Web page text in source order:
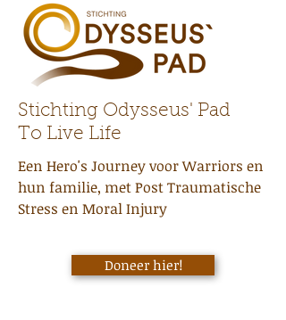
Stichting Odysseus' Pad
To Live Life
Een Hero's Journey voor Warriors en
hun familie, met Post Traumatische
Stress en Moral Injury
Doneer hier!